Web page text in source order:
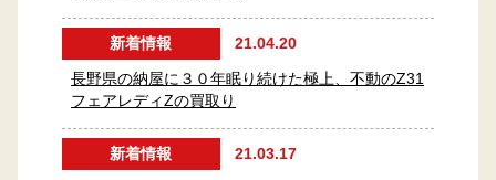
新着情報 21.04.20
長野県の納屋に３０年眠り続けた極上、不動のZ31
フェアレディZの買取り
新着情報 21.03.17